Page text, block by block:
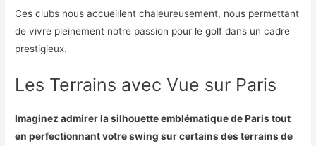
Ces clubs nous accueillent chaleureusement, nous permettant
de vivre pleinement notre passion pour le golf dans un cadre
prestigieux.
Les Terrains avec Vue sur Paris
Imaginez admirer la silhouette emblématique de Paris tout
en perfectionnant votre swing sur certains des terrains de